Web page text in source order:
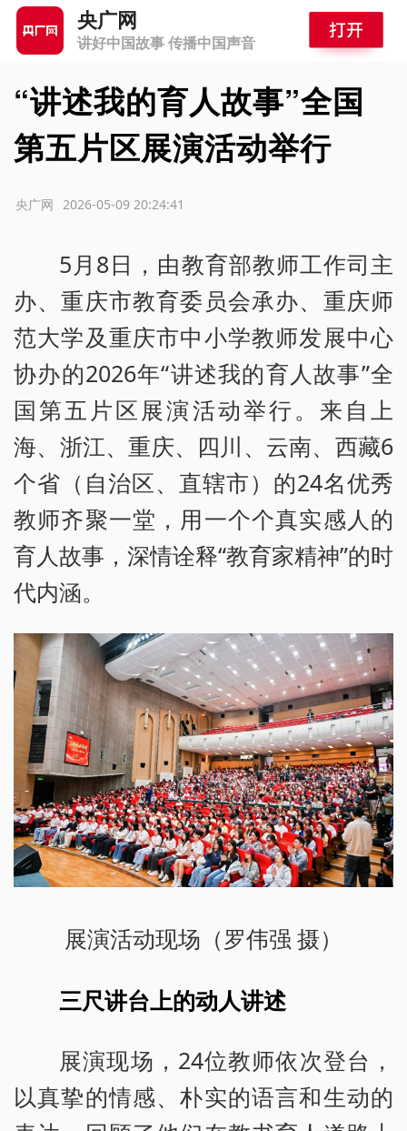
央广网
讲好中国故事 传播中国声音
“讲述我的育人故事”全国
第五片区展演活动举行
2026-05-09 20:24:41
央广网
5月8日，由教育部教师工作司主
办、重庆市教育委员会承办、重庆师
范大学及重庆市中小学教师发展中心
协办的2026年“讲述我的育人故事”全
国第五片区展演活动举行。来自上
海、浙江、重庆、四川、云南、西藏6
个省（自治区、直辖市）的24名优秀
教师齐聚一堂，用一个个真实感人的
育人故事，深情诠释“教育家精神”的时
代内涵。
展演活动现场（罗伟强 摄）
三尺讲台上的动人讲述
展演现场，24位教师依次登台，
以真挚的情感、朴实的语言和生动的